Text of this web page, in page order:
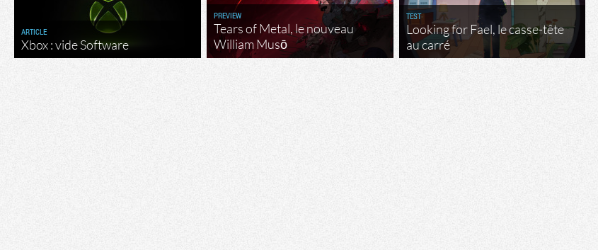
ARTICLE
Xbox : vide Software
PREVIEW
Tears of Metal, le nouveau
William Musō
TEST
Looking for Fael, le casse-tête
au carré